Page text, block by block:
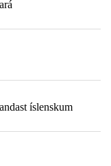
íslenskum